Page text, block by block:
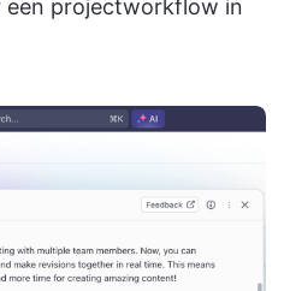
een projectworkflow in